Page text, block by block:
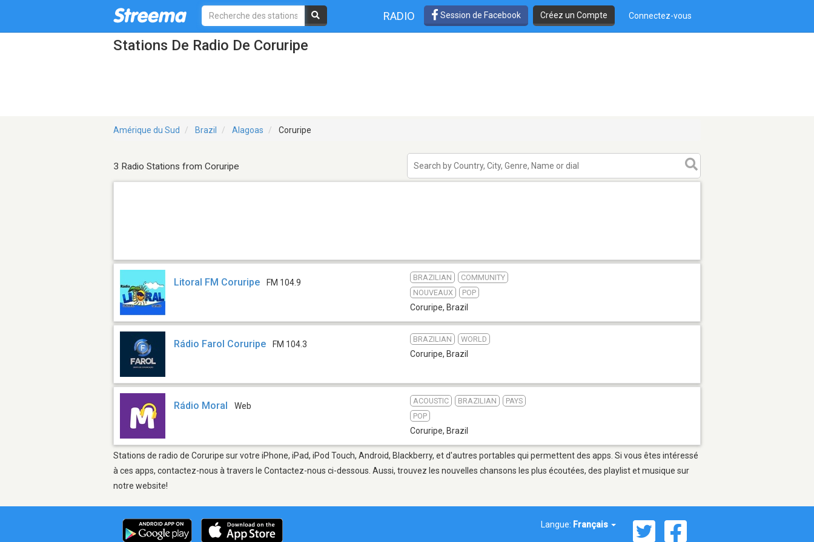
RADIO Session de Facebook Créez un Compte Connectez-vous
Stations De Radio De Coruripe
Amérique du Sud Brazil Alagoas Coruripe
3 Radio Stations from Coruripe
Litoral FM Coruripe FM 104.9
BRAZILIAN
COMMUNITY
NOUVEAUX
POP
Coruripe, Brazil
Rádio Farol Coruripe FM 104.3
BRAZILIAN WORLD
Coruripe, Brazil
Rádio Moral Web
ACOUSTIC BRAZILIAN
PAYS
POP
Coruripe, Brazil
Stations de radio de Coruripe sur votre iPhone, iPad, iPod Touch, Android, Blackberry, et d'autres portables qui permettent des apps. Si vous êtes intéressé
à ces apps, contactez-nous à travers le Contactez-nous ci-dessous. Aussi, trouvez les nouvelles chansons les plus écoutées, des playlist et musique sur
notre website!
Langue: Français